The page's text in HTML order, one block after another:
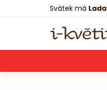
Svátek má Lada